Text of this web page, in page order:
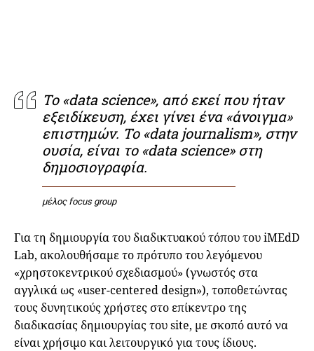
Το «data science», από εκεί που ήταν
εξειδίκευση, έχει γίνει ένα «άνοιγμα»
επιστημών. Το «data journalism», στην
ουσία, είναι το «data science» στη
δημοσιογραφία.
μέλος focus group
Για τη δημιουργία του διαδικτυακού τόπου του iMEdD
Lab, ακολουθήσαμε το πρότυπο του λεγόμενου
«χρηστοκεντρικού σχεδιασμού» (γνωστός στα
αγγλικά ως «user-centered design»), τοποθετώντας
τους δυνητικούς χρήστες στο επίκεντρο της
διαδικασίας δημιουργίας του site, με σκοπό αυτό να
είναι χρήσιμο και λειτουργικό για τους ίδιους.